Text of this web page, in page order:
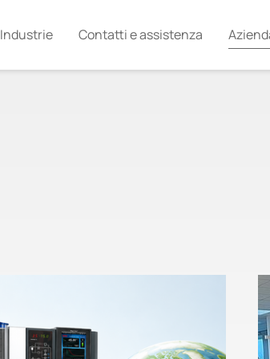
Industrie Contatti e assistenza